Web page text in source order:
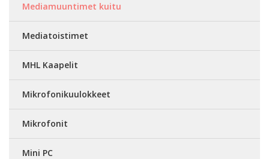
Mediamuuntimet kuitu
Mediatoistimet
MHL Kaapelit
Mikrofonikuulokkeet
Mikrofonit
Mini PC